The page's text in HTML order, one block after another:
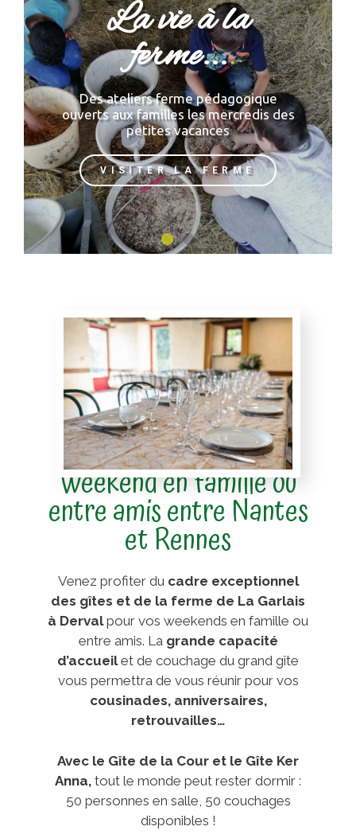
La vie à la
ferme...
Des ateliers ferme pédagogique
ouverts aux familles les mercredis des
petites vacances
VISITER LA FERME
Weekend en famille ou
entre amis entre Nantes
et Rennes
Venez profiter du cadre exceptionnel
des gîtes et de la ferme de La Garlais
à Dervalpour vos weekends en famille ou
entre amis. La grande capacité
d’accueilet de couchage du grand gîte
vous permettra de vous réunir pour vos
cousinades, anniversaires,
retrouvailles…
Avec le Gîte de la Cour et le Gîte Ker
Anna, tout le monde peut rester dormir :
50 personnes en salle, 50 couchages
disponibles !